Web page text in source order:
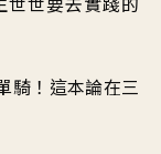
騎 ！ 這本論在三